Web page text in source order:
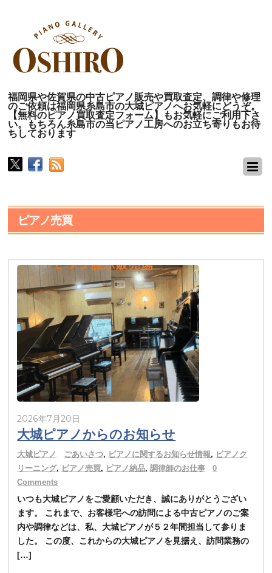
福岡県や佐賀県の中古ピアノ販売や買取査定、調律や修理
のご依頼は福岡県糸島市の大城ピアノへお気軽にどうぞ。
【無料のピアノ買取査定フォーム】もお気軽にご利用下さ
い。もちろん糸島市の当ピアノ工房へのお立ち寄りもお待
ちしております
ピアノ売買
2026年7月20日
大城ピアノからのお知らせ
大城ピアノ ごあいさつ, ピアノに関するお知らせ情報, ピアノク
リーニング, ピアノ売買, ピアノ納品,調律師のお仕事
0
Comments
いつも大城ピアノをご愛顧いただき、誠にありがとうござい
ます。 これまで、お客様宅への訪問による中古ピアノのご案
内や調律などは、私、大城ピアノが５２年間担当して参りま
した。 この度、これからの大城ピアノを見据え、訪問業務の
[…]